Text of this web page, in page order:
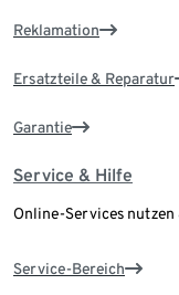
Reklamation
Ersatzteile & Reparatur
Garantie
Service & Hilfe
Online-Services
Service-Bereich